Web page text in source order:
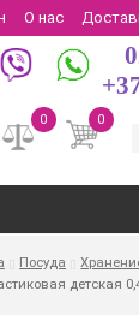
О нас
0
0
Посуда
детская